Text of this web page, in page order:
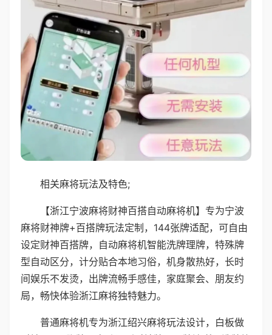
相关麻将玩法及特色;
【浙江宁波麻将财神百搭自动麻将机】专为宁波
麻将财神牌+百搭牌玩法定制，144张牌适配，可自由
设定财神百搭牌，自动麻将机智能洗牌理牌，特殊牌
型自动区分，计分贴合本地习俗，机身散热好，长时
间娱乐不发烫，出牌流畅手感佳，家庭聚会、朋友约
局，畅快体验浙江麻将独特魅力。
普通麻将机专为浙江绍兴麻将玩法设计，白板做